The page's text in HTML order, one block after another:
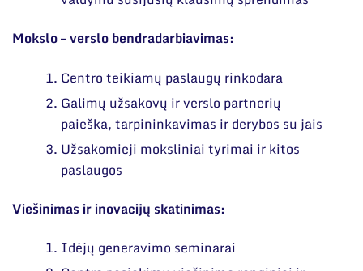
Mokslo – verslo bendradarbiavimas:
Centro teikiamų paslaugų rinkodara
Galimų užsakovų ir verslo partnerių
paieška, tarpininkavimas ir derybos su jais
Užsakomieji moksliniai tyrimai ir kitos
paslaugos
Viešinimas ir inovacijų skatinimas:
Idėjų generavimo seminarai